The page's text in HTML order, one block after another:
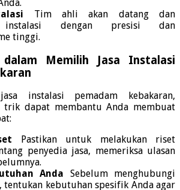
Tim ahli akan datang dan
instalasi dengan presisi dan
tinggi.
Memilih Jasa Instalasi
instalasi pemadam kebakaran,
trik dapat membantu Anda membuat
Pastikan untuk melakukan riset
penyedia jasa, memeriksa ulasan
Anda Sebelum menghubungi
tentukan kebutuhan spesifik Anda agar